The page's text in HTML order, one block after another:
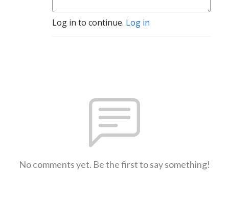
Log in to continue. Log in
No comments yet. Be the first to say something!